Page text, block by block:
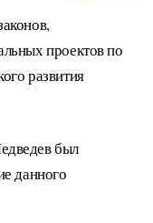
проектов по
развития
был
данного